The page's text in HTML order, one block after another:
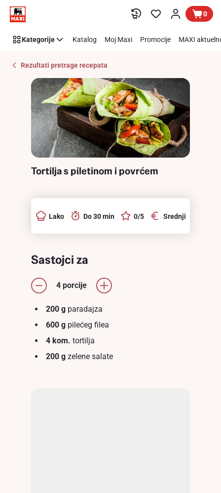
Preskoči link
Recipe
Details
0
Kategorije Katalog Moj Maxi Promocije MAXI
Rezultati pretrage recepata
Tortilja s piletinom i povrćem
Lako Do 30 min 0/5 Srednji
Sastojci za
4 porcije
200 g paradajza
600 g pilećeg filea
4 kom. tortilja
200 g zelene salate